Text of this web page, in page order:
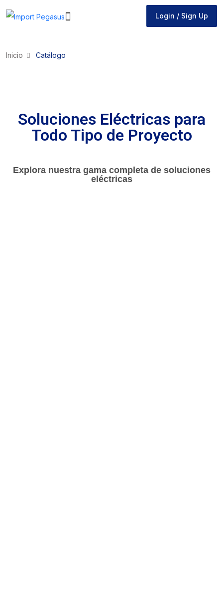
Login / Sign Up
Inicio Catálogo
Soluciones Eléctricas para
Todo Tipo de Proyecto
Explora nuestra gama completa de soluciones
eléctricas